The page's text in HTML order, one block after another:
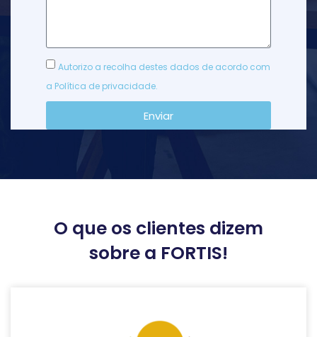
Autorizo a recolha destes dados de acordo com
a Política de privacidade.
Enviar
O que os clientes dizem
sobre a FORTIS!